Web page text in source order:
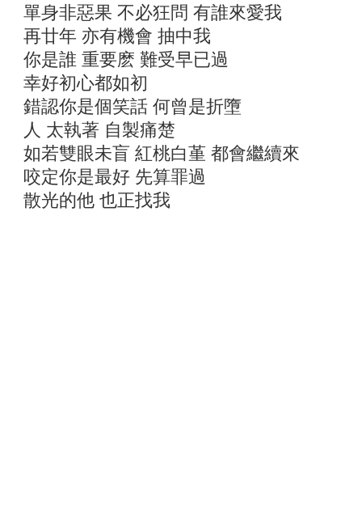
單身非惡果 不必狂問 有誰來愛我
再廿年 亦有機會 抽中我
你是誰 重要麽 難受早已過
幸好初心都如初
錯認你是個笑話 何曾是折墮
人 太執著 自製痛楚
如若雙眼未盲 紅桃白堇 都會繼續來
咬定你是最好 先算罪過
散光的他 也正找我